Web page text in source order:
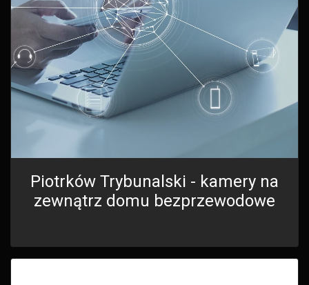
Piotrków Trybunalski - kamery na
zewnątrz domu bezprzewodowe